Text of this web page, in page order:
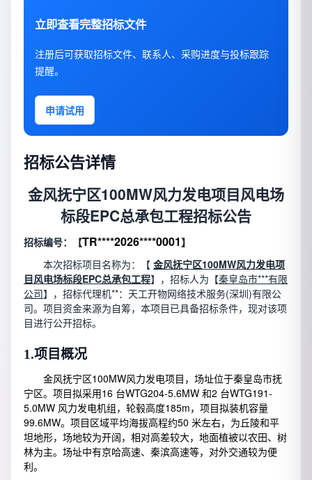
立即查看完整招标文件
注册后可获取招标文件、联系人、采购进度与投标跟踪
提醒。
申请试用
招标公告详情
金风抚宁区100MW风力发电项目风电场
标段EPC总承包工程招标公告
招标编号：【TR****2026****0001】
本次招标项目名称为：【 金风抚宁区100MW风力发电项
目风电场标段EPC总承包工程】，招标人为【秦皇岛市***有限
公司】，招标代理机**：天工开物网络技术服务(深圳)有限公
司。项目资金来源为自筹，本项目已具备招标条件，现对该项
目进行公开招标。
1.项目概况
金风抚宁区100MW风力发电项目，场址位于秦皇岛市抚
宁区。项目拟采用16 台WTG204-5.6MW 和2 台WTG191-
5.0MW 风力发电机组，轮毂高度185m，项目拟装机容量
99.6MW。项目区域平均海拔高程约50 米左右，为丘陵和平
坦地形，场地较为开阔，相对高差较大，地面植被以农田、树
林为主。场址中有京哈高速、秦滨高速等，对外交通较为便
利。